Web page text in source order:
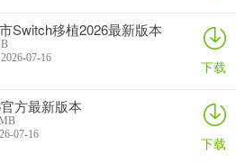
伴的手，在尖叫与紧张中穿行——体验
般的居住空间
帘，梦幻感十足。客厅悬挂着水晶吊
身童话世界。这里满足每个人的公主
Switch移植2026最新版本
2026-07-16 下载
方最新版本
07-16 下载